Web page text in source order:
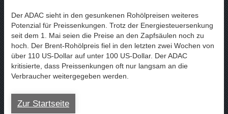
Der ADAC sieht in den gesunkenen Rohölpreisen weiteres
Potenzial für Preissenkungen. Trotz der Energiesteuersenkung
seit dem 1. Mai seien die Preise an den Zapfsäulen noch zu
hoch. Der Brent-Rohölpreis fiel in den letzten zwei Wochen von
über 110 US-Dollar auf unter 100 US-Dollar. Der ADAC
kritisierte, dass Preissenkungen oft nur langsam an die
Verbraucher weitergegeben werden.
Zur Startseite